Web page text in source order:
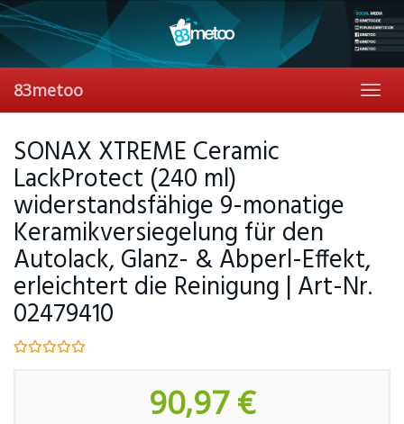
Skip
to
content
83metoo
SONAX XTREME Ceramic
LackProtect (240 ml)
widerstandsfähige 9-monatige
Keramikversiegelung für den
Autolack, Glanz- & Abperl-Effekt,
erleichtert die Reinigung | Art-Nr.
02479410
90,97 €